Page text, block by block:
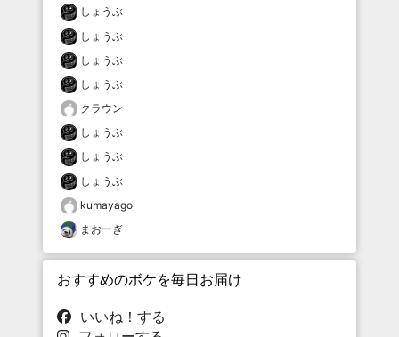
しょうぶ
しょうぶ
しょうぶ
しょうぶ
クラウン
しょうぶ
しょうぶ
しょうぶ
kumayago
まおーぎ
おすすめのボケを毎日お届け
いいね！する